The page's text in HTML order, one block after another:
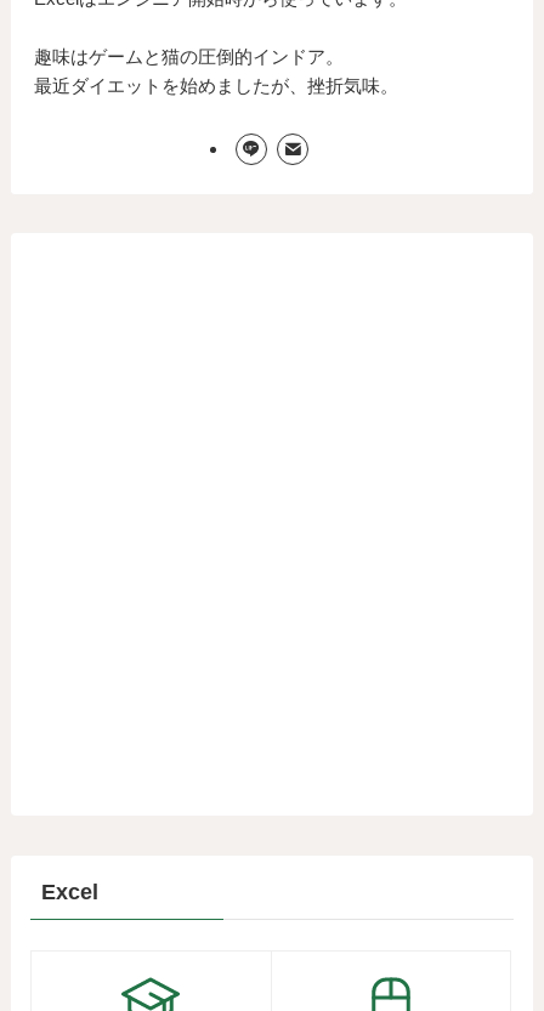
趣味はゲームと猫の圧倒的インドア。
最近ダイエットを始めましたが、挫折気味。
Excel